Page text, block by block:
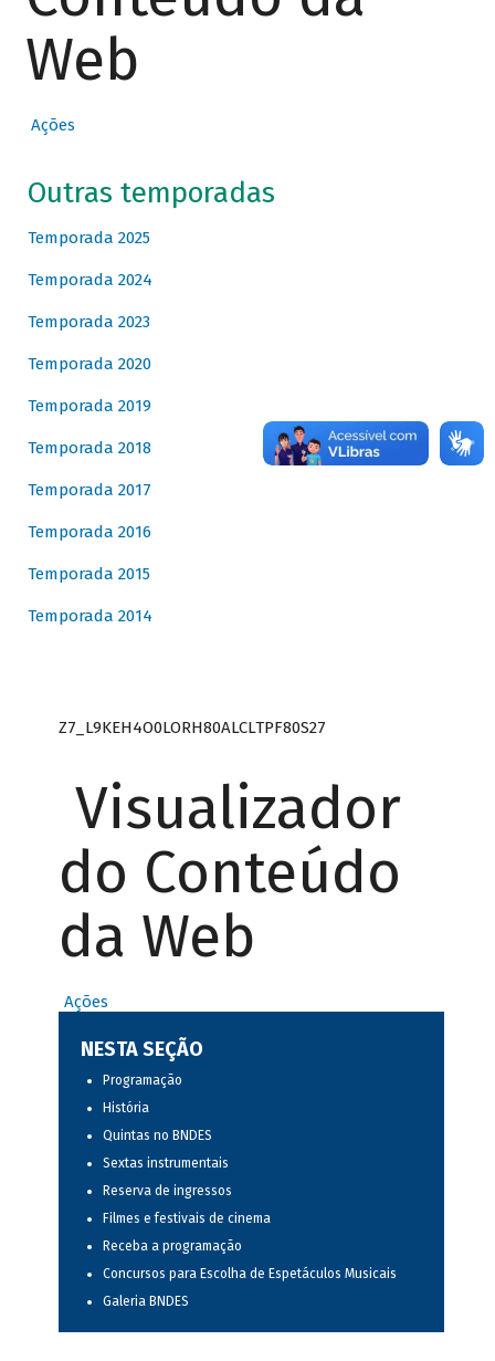
Web
Ações
Outras temporadas
Temporada 2025
Temporada 2024
Temporada 2023
Temporada 2020
Temporada 2019
Temporada 2018
Temporada 2017
Temporada 2016
Temporada 2015
Temporada 2014
Z7_L9KEH4O0LORH80ALCLTPF80S27
Visualizador
do Conteúdo
da Web
Ações
NESTA SEÇÃO
Programação
História
Quintas no BNDES
Sextas instrumentais
Reserva de ingressos
Filmes e festivais de cinema
Receba a programação
Concursos para Escolha de Espetáculos Musicais
Galeria BNDES